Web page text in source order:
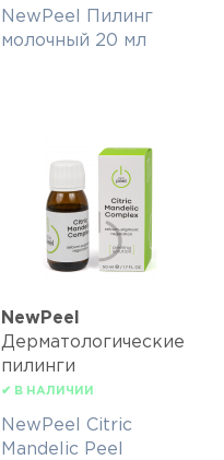
NewPeel Пилинг
молочный 20 мл
NewPeel
Дерматологические
пилинги
✔ В НАЛИЧИИ
NewPeel Citric
Mandelic Peel